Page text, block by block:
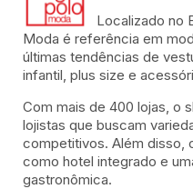
Localizado no
Moda é referência em
últimas tendências de
infantil, plus size e
Com mais de 400 lojas, o
lojistas que buscam
competitivos. Além disso,
como hotel integrado e
gastronômica.